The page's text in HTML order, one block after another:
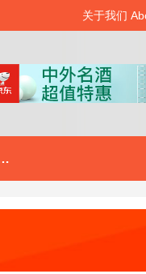
关于我们
About Us